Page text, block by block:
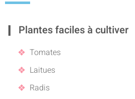
Plantes faciles à cultiver
Tomates
Laitues
Radis